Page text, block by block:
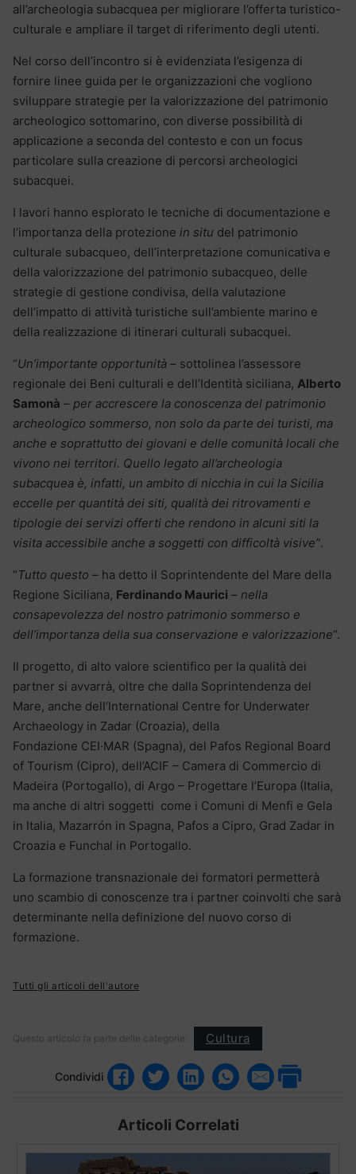
all’archeologia subacquea per migliorare l’offerta turistico-
culturale e ampliare il target di riferimento degli utenti.
Nel corso dell’incontro si è evidenziata l’esigenza di
fornire linee guida per le organizzazioni che vogliono
sviluppare strategie per la valorizzazione del patrimonio
archeologico sottomarino, con diverse possibilità di
applicazione a seconda del contesto e con un focus
particolare sulla creazione di percorsi archeologici
subacquei.
I lavori hanno esplorato le tecniche di documentazione e
l’importanza della protezione in situ del patrimonio
culturale subacqueo, dell’interpretazione comunicativa e
della valorizzazione del patrimonio subacqueo, delle
strategie di gestione condivisa, della valutazione
dell’impatto di attività turistiche sull’ambiente marino e
della realizzazione di itinerari culturali subacquei.
“Un’importante opportunità – sottolinea l’assessore
regionale dei Beni culturali e dell’Identità siciliana, Alberto
Samonà – per accrescere la conoscenza del patrimonio
archeologico sommerso, non solo da parte dei turisti, ma
anche e soprattutto dei giovani e delle comunità locali che
vivono nei territori. Quello legato all’archeologia
subacquea è, infatti, un ambito di nicchia in cui la Sicilia
eccelle per quantità dei siti, qualità dei ritrovamenti e
tipologie dei servizi offerti che rendono in alcuni siti la
visita accessibile anche a soggetti con difficoltà visive”.
“Tutto questo – ha detto il Soprintendente del Mare della
Regione Siciliana, Ferdinando Maurici – nella
consapevolezza del nostro patrimonio sommerso e
dell’importanza della sua conservazione e valorizzazione“.
Il progetto, di alto valore scientifico per la qualità dei
partner si avvarrà, oltre che dalla Soprintendenza del
Mare, anche dell’International Centre for Underwater
Archaeology in Zadar (Croazia), della
Fondazione CEI·MAR (Spagna), del Pafos Regional Board
of Tourism (Cipro), dell’ACIF – Camera di Commercio di
Madeira (Portogallo), di Argo – Progettare l’Europa (Italia,
ma anche di altri soggetti come i Comuni di Menfi e Gela
in Italia, Mazarrón in Spagna, Pafos a Cipro, Grad Zadar in
Croazia e Funchal in Portogallo.
La formazione transnazionale dei formatori permetterà
uno scambio di conoscenze tra i partner coinvolti che sarà
determinante nella definizione del nuovo corso di
formazione.
Tutti gli articoli dell'autore
Questo articolo fa parte delle categorie: Cultura
Condividi
Articoli Correlati